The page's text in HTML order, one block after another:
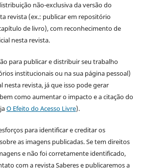
não-exclusiva da versão do
revista (ex.: publicar em repositório
de livro), com reconhecimento de
nesta revista.
para publicar e distribuir seu trabalho
institucionais ou na sua página pessoal)
nesta revista, já que isso pode gerar
como aumentar o impacto e a citação do
O Efeito do Acesso Livre).
para identificar e creditar os
as imagens publicadas. Se tem direitos
e não foi corretamente identificado,
com a revista Saberes e publicaremos a